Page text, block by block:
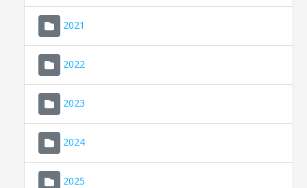
2021
2022
2023
2024
2025